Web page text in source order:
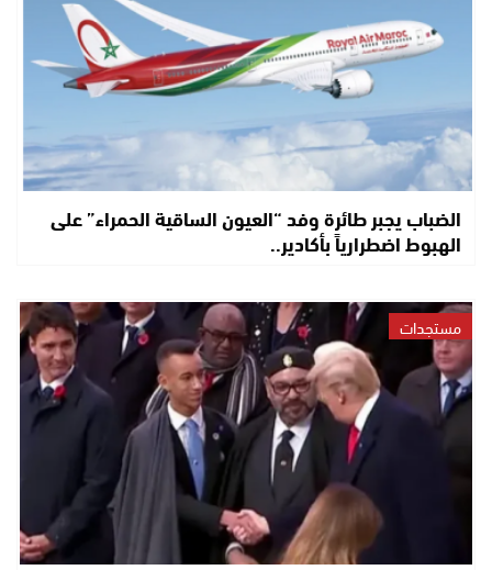
الضباب يجبر طائرة وفد “العيون الساقية الحمراء” على
الهبوط اضطرارياً بأكادير..
مستجدات